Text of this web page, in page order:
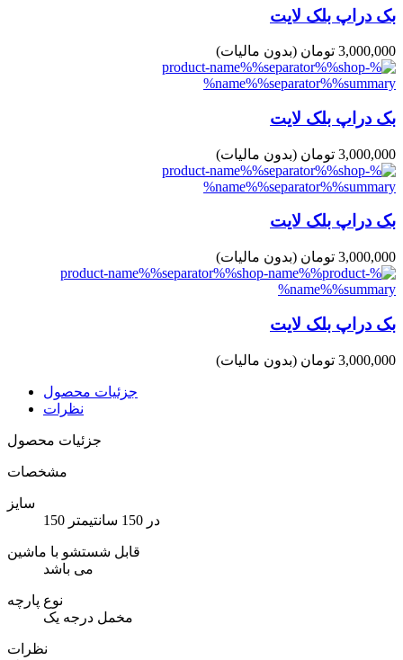
بک دراپ بلک لایت
3,000,000 تومان (بدون مالیات)
بک دراپ بلک لایت
3,000,000 تومان (بدون مالیات)
بک دراپ بلک لایت
3,000,000 تومان (بدون مالیات)
بک دراپ بلک لایت
3,000,000 تومان (بدون مالیات)
جزئیات محصول
نظرات
جزئیات محصول
مشخصات
سایز
150 در 150 سانتیمتر
قابل شستشو با ماشین
می باشد
نوع پارچه
مخمل درجه یک
نظرات